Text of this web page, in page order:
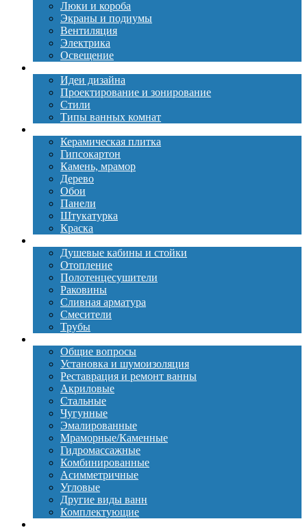
Люки и короба
Экраны и подиумы
Вентиляция
Электрика
Освещение
Идеи дизайна
Проектирование и зонирование
Стили
Типы ванных комнат
Керамическая плитка
Гипсокартон
Камень, мрамор
Дерево
Обои
Панели
Штукатурка
Краска
Душевые кабины и стойки
Отопление
Полотенцесушители
Раковины
Сливная арматура
Смесители
Трубы
Общие вопросы
Установка и шумоизоляция
Реставрация и ремонт ванны
Акриловые
Стальные
Чугунные
Эмалированные
Мраморные/Каменные
Гидромассажные
Комбинированные
Асимметричные
Угловые
Другие виды ванн
Комплектующие